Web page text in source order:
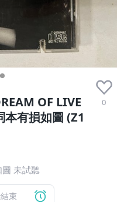
OF LIVE
有損如圖 (Z1
0
未試聽
束